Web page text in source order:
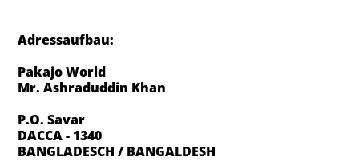
Adressaufbau:
Pakajo World
Mr. Ashraduddin Khan
P.O. Savar
DACCA - 1340
BANGLADESCH / BANGALDESH